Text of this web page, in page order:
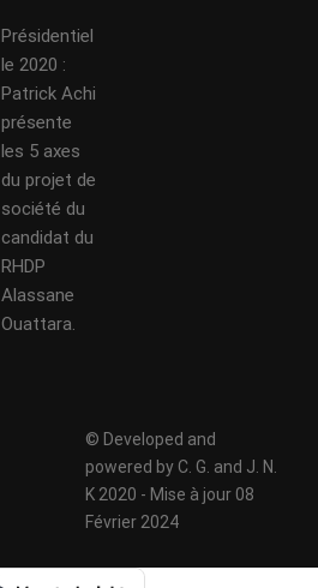
Présidentiel
le 2020 :
Patrick Achi
présente
les 5 axes
du projet de
société du
candidat du
RHDP
Alassane
Ouattara.
© Developed and
powered by C. G. and J. N.
K 2020 - Mise à jour 08
Février 2024